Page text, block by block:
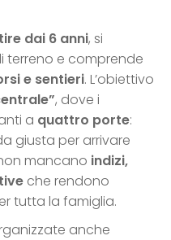
dai 6 anni, si
terreno e comprende
e sentieri. L’obiettivo
, dove i
a quattro porte:
giusta per arrivare
mancano indizi,
che rendono
tutta la famiglia.
anche